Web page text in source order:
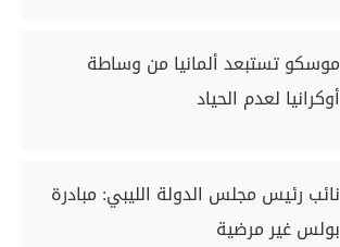
موسكو تستبعد ألمانيا من وساطة
أوكرانيا لعدم الحياد
نائب رئيس مجلس الدولة الليبي: مبادرة
بولس غير مرضية